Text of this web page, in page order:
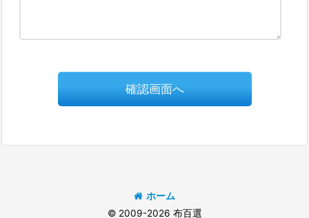
確認画面へ
ホーム
© 2009-2026 布百選